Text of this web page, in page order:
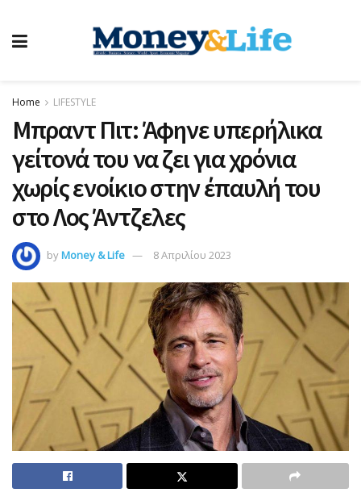
Home LIFESTYLE
Μπραντ Πιτ: Άφηνε υπερήλικα
γείτονά του να ζει για χρόνια
χωρίς ενοίκιο στην έπαυλή του
στο Λος Άντζελες
byMoney & Life 8 Απριλίου 2023